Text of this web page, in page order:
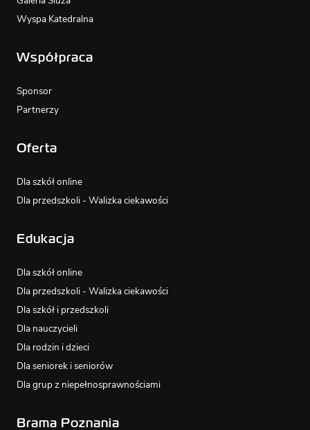
Wyspa Katedralna
Współpraca
Sponsor
Partnerzy
Oferta
Dla szkół online
Dla przedszkoli - Walizka ciekawości
Edukacja
Dla szkół online
Dla przedszkoli - Walizka ciekawości
Dla szkół i przedszkoli
Dla nauczycieli
Dla rodzin i dzieci
Dla seniorek i seniorów
Dla grup z niepełnosprawnościami
Brama Poznania